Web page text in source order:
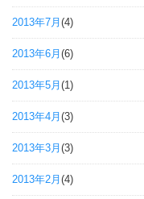
2013年7月 (4)
2013年6月 (6)
2013年5月 (1)
2013年4月 (3)
2013年3月 (3)
2013年2月 (4)